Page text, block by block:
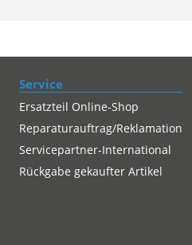
Service
Ersatzteil Online-Shop
Reparaturauftrag/Reklamation
Servicepartner-International
Rückgabe gekaufter Artikel